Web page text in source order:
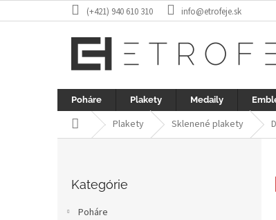
na
(+421) 940 610 310 info@etrofeje.sk
Poháre Plakety Medaily
DomovPlakety Sklenené plakety
kategórie
Kategórie
Poháre